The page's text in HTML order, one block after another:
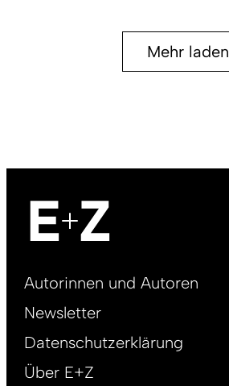
Mehr laden
Footer
DE
Autorinnen und Autoren
Newsletter
Datenschutzerklärung
Über E+Z